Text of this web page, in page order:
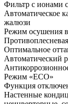
Фильтр с ионами
Автоматическое
жалюзи
Режим осушения
Оптимальное
Автоматический
Режим «ECO»
Функция
Настенные